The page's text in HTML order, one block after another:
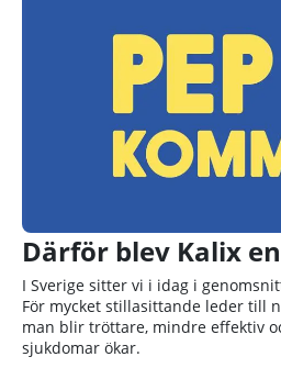
Därför blev Kalix
I Sverige sitter vi i idag i
För mycket stillasittande leder till
man blir tröttare, mindre effektiv
sjukdomar ökar.